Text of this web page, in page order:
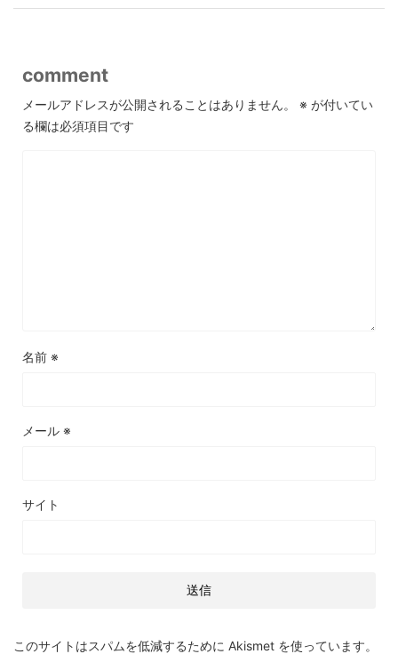
comment
メールアドレスが公開されることはありません。 ※ が付いてい
る欄は必須項目です
名前 ※
メール ※
サイト
このサイトはスパムを低減するために Akismet を使っています。